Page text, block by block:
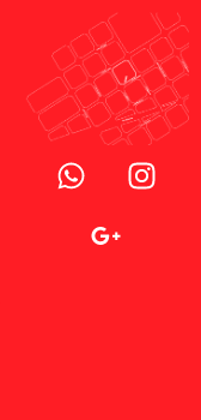
W
h
I
n
o
g